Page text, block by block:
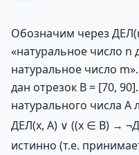
Обозначим через
«натуральное число n
натуральное число
дан отрезок B = [70,
натурального числа А
ДЕЛ(x, А) ∨ ((x ∈ B) →
истинно (т.е.